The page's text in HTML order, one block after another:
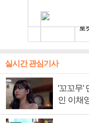
실시간 관심기사
'꼬꼬무'
인 이채